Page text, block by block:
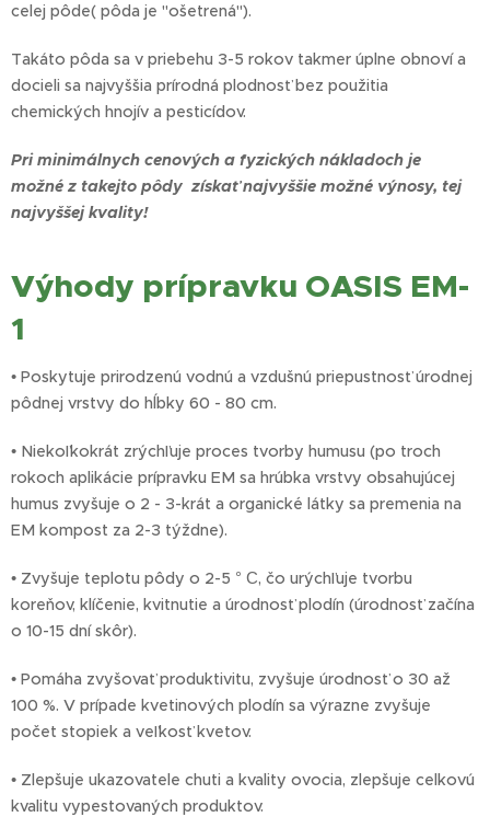
celej pôde( pôda je "ošetrená").
Takáto pôda sa v priebehu 3-5 rokov takmer úplne obnoví a
docieli sa najvyššia prírodná plodnosť bez použitia
chemických hnojív a pesticídov.
Pri minimálnych cenových a fyzických nákladoch je
možné z takejto pôdy získať najvyššie možné výnosy, tej
najvyššej kvality!
Výhody prípravku OASIS EM-
1
• Poskytuje prirodzenú vodnú a vzdušnú priepustnosť úrodnej
pôdnej vrstvy do hĺbky 60 - 80 cm.
• Niekoľkokrát zrýchľuje proces tvorby humusu (po troch
rokoch aplikácie prípravku EM sa hrúbka vrstvy obsahujúcej
humus zvyšuje o 2 - 3-krát a organické látky sa premenia na
EM kompost za 2-3 týždne).
• Zvyšuje teplotu pôdy o 2-5 ° С, čo urýchľuje tvorbu
koreňov, klíčenie, kvitnutie a úrodnosť plodín (úrodnosť začína
o 10-15 dní skôr).
• Pomáha zvyšovať produktivitu, zvyšuje úrodnosť o 30 až
100 %. V prípade kvetinových plodín sa výrazne zvyšuje
počet stopiek a veľkosť kvetov.
• Zlepšuje ukazovatele chuti a kvality ovocia, zlepšuje celkovú
kvalitu vypestovaných produktov.